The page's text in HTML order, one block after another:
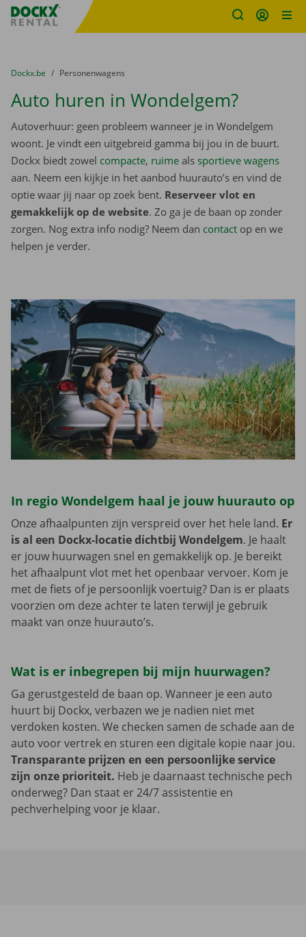
Fratello DEMO
U bevindt zich hier:
van
Dockx.be naar
Personenwagens
Auto huren in Wondelgem?
Autoverhuur: geen probleem wanneer je in Wondelgem
woont. Je vindt een uitgebreid gamma bij jou in de buurt.
Dockx biedt zowel compacte, ruime als sportieve wagens
aan. Neem een kijkje in het aanbod huurauto’s en vind de
optie waar jij naar op zoek bent. Reserveer vlot en
gemakkelijk op de website. Zo ga je de baan op zonder
zorgen. Nog extra info nodig? Neem dan contact op en we
helpen je verder.
In regio Wondelgem haal je jouw huurauto op
Onze afhaalpunten zijn verspreid over het hele land. Er
is al een Dockx-locatie dichtbij Wondelgem. Je haalt
er jouw huurwagen snel en gemakkelijk op. Je bereikt
het afhaalpunt vlot met het openbaar vervoer. Kom je
met de fiets of je persoonlijk voertuig? Dan is er plaats
voorzien om deze achter te laten terwijl je gebruik
maakt van onze huurauto’s.
Wat is er inbegrepen bij mijn huurwagen?
Ga gerustgesteld de baan op. Wanneer je een auto
huurt bij Dockx, verbazen we je nadien niet met
verdoken kosten. We checken samen de schade aan de
auto voor vertrek en sturen een digitale kopie naar jou.
Transparante prijzen en een persoonlijke service
zijn onze prioriteit. Heb je daarnaast technische pech
onderweg? Dan staat er 24/7 assistentie en
pechverhelping voor je klaar.